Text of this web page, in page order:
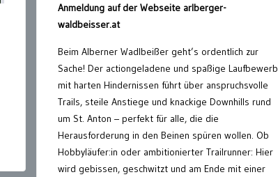
Anmeldung auf der Webseite arlberger-
waldbeisser.at
Beim Alberner Wadlbeißer geht’s ordentlich zur
Sache! Der actiongeladene und spaßige Laufbewerb
mit harten Hindernissen führt über anspruchsvolle
Trails, steile Anstiege und knackige Downhills rund
um St. Anton – perfekt für alle, die die
Herausforderung in den Beinen spüren wollen. Ob
Hobbyläufer:in oder ambitionierter Trailrunner: Hier
wird gebissen, geschwitzt und am Ende mit einer